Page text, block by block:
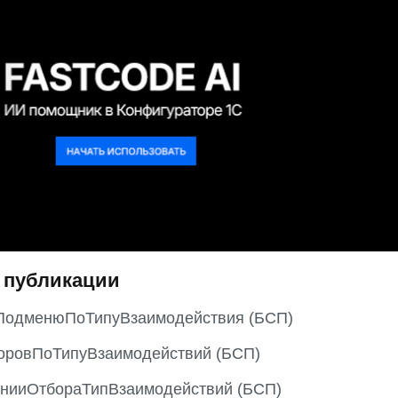
(БСП)
(БСП)
(БСП)